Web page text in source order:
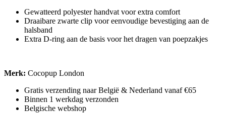
Gewatteerd polyester handvat voor extra comfort
Draaibare zwarte clip voor eenvoudige bevestiging aan de
halsband
Extra D-ring aan de basis voor het dragen van poepzakjes
Merk: Cocopup London
Gratis verzending naar België & Nederland vanaf €65
Binnen 1 werkdag verzonden
Belgische webshop